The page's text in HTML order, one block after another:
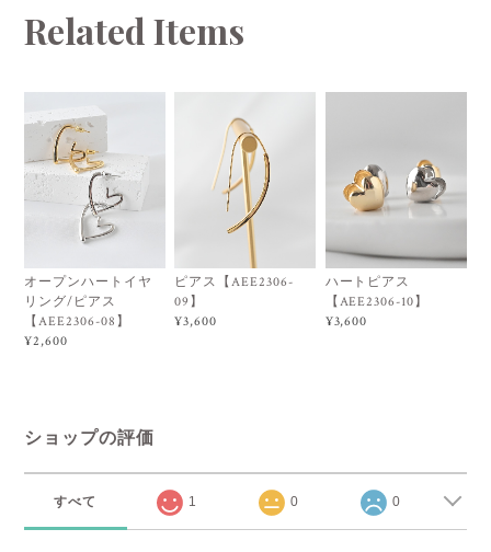
Related Items
オープンハートイヤ
リング/ピアス
【AEE2306-08】
¥2,600
ピアス【AEE2306-
09】
¥3,600
ハートピアス
【AEE2306-10】
¥3,600
ショップの評価
すべて 1 0 0